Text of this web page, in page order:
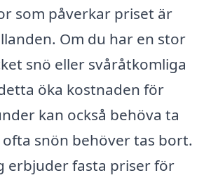
som påverkar priset är
Om du har en stor
snö eller svåråtkomliga
öka kostnaden för
kan också behöva ta
snön behöver tas bort.
erbjuder fasta priser för